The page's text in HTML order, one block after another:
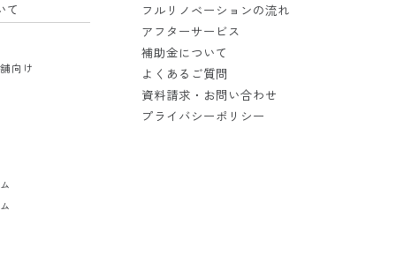
て
向け
フルリノベーションの流れ
アフターサービス
︎補助金について
よくあるご質問
資料請求・お問い合わせ
プライバシーポリシー